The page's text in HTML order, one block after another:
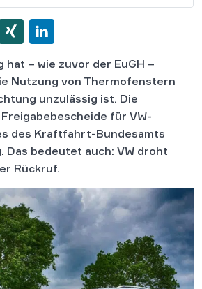
hat – wie zuvor der EuGH –
Nutzung von Thermofenstern
unzulässig ist. Die
für VW-
des Kraftfahrt-Bundesamts
Das bedeutet auch: VW droht
Rückruf.